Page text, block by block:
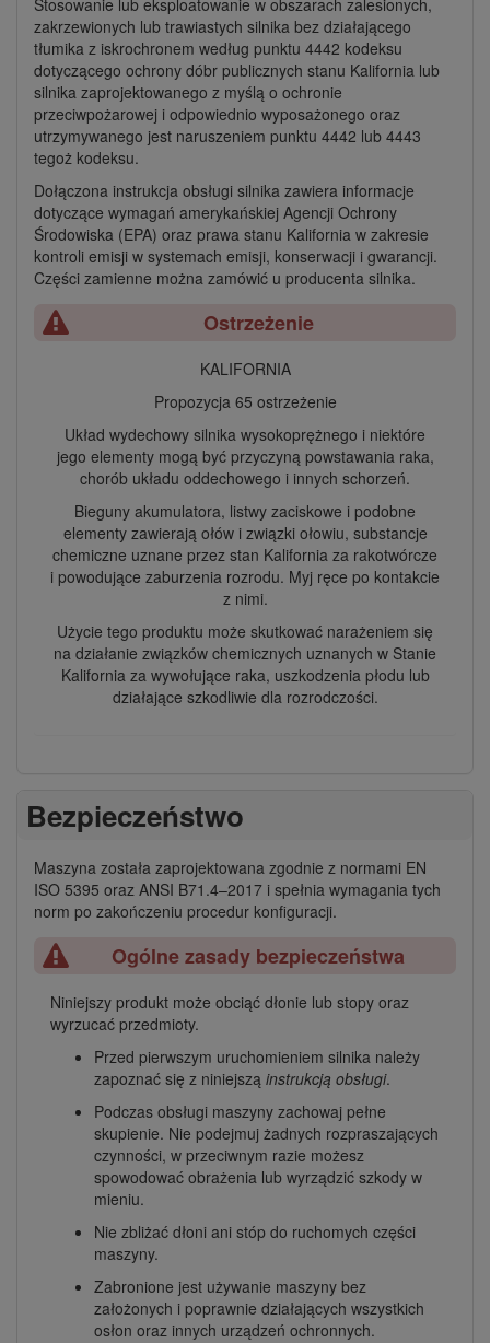
zakrzewionych lub trawiastych silnika bez działającego
tłumika z iskrochronem według punktu 4442 kodeksu
dotyczącego ochrony dóbr publicznych stanu Kalifornia lub
silnika zaprojektowanego z myślą o ochronie
przeciwpożarowej i odpowiednio wyposażonego oraz
utrzymywanego jest naruszeniem punktu 4442 lub 4443
tegoż kodeksu.
Dołączona instrukcja obsługi silnika zawiera informacje
dotyczące wymagań amerykańskiej Agencji Ochrony
Środowiska (EPA) oraz prawa stanu Kalifornia w zakresie
kontroli emisji w systemach emisji, konserwacji i gwarancji.
Części zamienne można zamówić u producenta silnika.
Ostrzeżenie
KALIFORNIA
Propozycja 65 ostrzeżenie
Układ wydechowy silnika wysokoprężnego i niektóre
jego elementy mogą być przyczyną powstawania raka,
chorób układu oddechowego i innych schorzeń.
Bieguny akumulatora, listwy zaciskowe i podobne
elementy zawierają ołów i związki ołowiu, substancje
chemiczne uznane przez stan Kalifornia za rakotwórcze
i powodujące zaburzenia rozrodu. Myj ręce po kontakcie
z nimi.
Użycie tego produktu może skutkować narażeniem się
na działanie związków chemicznych uznanych w Stanie
Kalifornia za wywołujące raka, uszkodzenia płodu lub
działające szkodliwie dla rozrodczości.
Bezpieczeństwo
Maszyna została zaprojektowana zgodnie z normami EN
ISO 5395 oraz ANSI B71.4–2017 i spełnia wymagania tych
norm po zakończeniu procedur konfiguracji.
Ogólne zasady bezpieczeństwa
Niniejszy produkt może obciąć dłonie lub stopy oraz
wyrzucać przedmioty.
Przed pierwszym uruchomieniem silnika należy
zapoznać się z niniejszą instrukcją obsługi.
Podczas obsługi maszyny zachowaj pełne
skupienie. Nie podejmuj żadnych rozpraszających
czynności, w przeciwnym razie możesz
spowodować obrażenia lub wyrządzić szkody w
mieniu.
Nie zbliżać dłoni ani stóp do ruchomych części
maszyny.
Zabronione jest używanie maszyny bez
założonych i poprawnie działających wszystkich
osłon oraz innych urządzeń ochronnych.